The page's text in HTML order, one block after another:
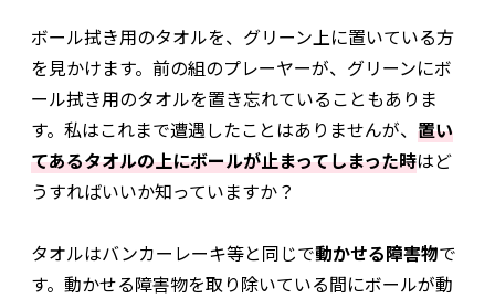
ボール拭き用のタオルを、グリーン上に置いている方
を見かけます。前の組のプレーヤーが、グリーンにボ
ール拭き用のタオルを置き忘れていることもありま
す。私はこれまで遭遇したことはありませんが、 置い
てあるタオルの上にボールが止まってしまった時はど
うすればいいか知っていますか？
タオルはバンカーレーキ等と同じで動かせる障害物で
す。動かせる障害物を取り除いている間にボールが動